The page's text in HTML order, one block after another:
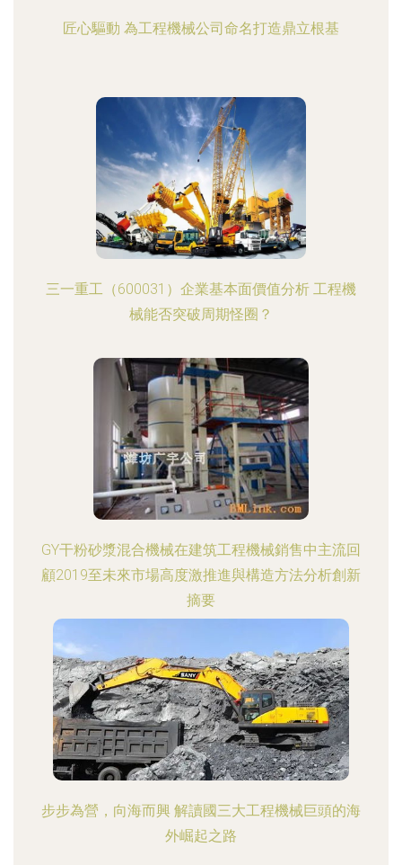
匠心驅動 為工程機械公司命名打造鼎立根基
三一重工（600031）企業基本面價值分析 工程機
械能否突破周期怪圈？
GY干粉砂漿混合機械在建筑工程機械銷售中主流回
顧2019至未來市場高度激推進與構造方法分析創新
摘要
步步為營，向海而興 解讀國三大工程機械巨頭的海
外崛起之路